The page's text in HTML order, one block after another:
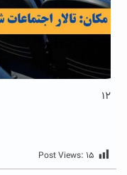
۱۲
Post Views: ۱۵